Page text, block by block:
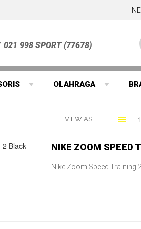
021 998 SPORT (77678)
OLAHRAGA
VIEW AS
NIKE ZOOM SPEED
Nike Zoom Speed Training